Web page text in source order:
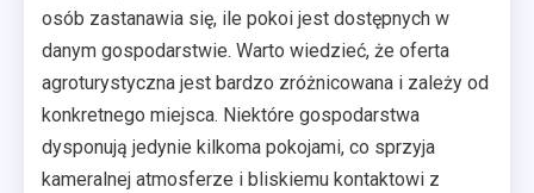
osób zastanawia się, ile pokoi jest dostępnych w
danym gospodarstwie. Warto wiedzieć, że oferta
agroturystyczna jest bardzo zróżnicowana i zależy od
konkretnego miejsca. Niektóre gospodarstwa
dysponują jedynie kilkoma pokojami, co sprzyja
kameralnej atmosferze i bliskiemu kontaktowi z